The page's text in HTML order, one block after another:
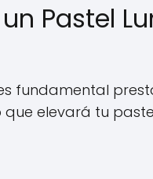
Pastel
fundamental
elevará tu